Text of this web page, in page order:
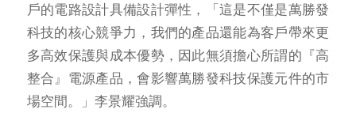
戶的電路設計具備設計彈性，「這是不僅是萬勝發
科技的核心競爭力，我們的產品還能為客戶帶來更
多高效保護與成本優勢，因此無須擔心所謂的『高
整合』電源產品，會影響萬勝發科技保護元件的市
場空間。」李景耀強調。